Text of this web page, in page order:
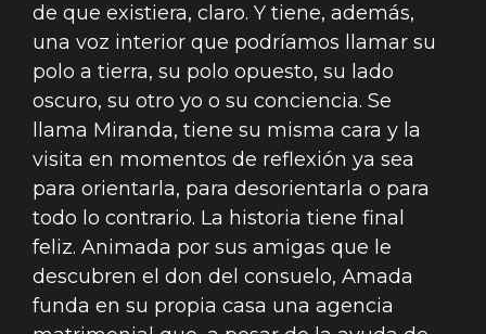
de que existiera, claro. Y tiene, además,
una voz interior que podríamos llamar su
polo a tierra, su polo opuesto, su lado
oscuro, su otro yo o su conciencia. Se
llama Miranda, tiene su misma cara y la
visita en momentos de reflexión ya sea
para orientarla, para desorientarla o para
todo lo contrario. La historia tiene final
feliz. Animada por sus amigas que le
descubren el don del consuelo, Amada
funda en su propia casa una agencia